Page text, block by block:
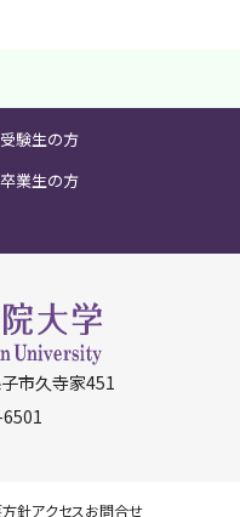
受験生の方
卒業生の方
市久寺家451
針アクセスお問合せ